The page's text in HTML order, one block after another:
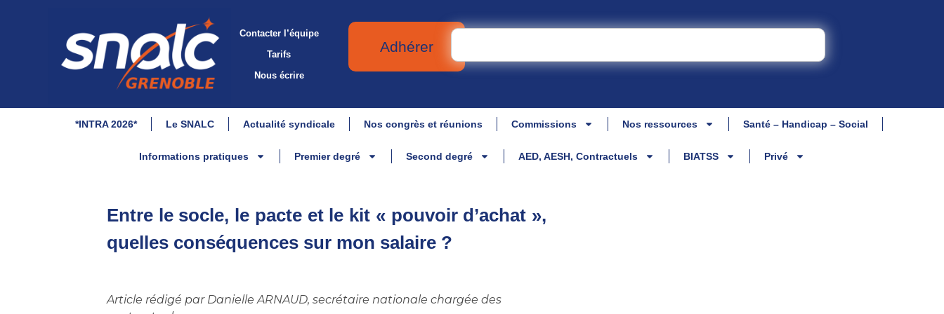
Contacter l’équipe
Tarifs
Nous écrire
Adhérer
*INTRA 2026* Le SNALC Actualité syndicale Nos congrès et réunions Commissions Nos ressources Santé – Handicap – Social
Informations pratiques Premier degré Second degré AED, AESH, Contractuels BIATSS Privé
Entre le socle, le pacte et le kit « pouvoir d’achat »,
quelles conséquences sur mon salaire ?
Article rédigé par Danielle ARNAUD, secrétaire nationale chargée des